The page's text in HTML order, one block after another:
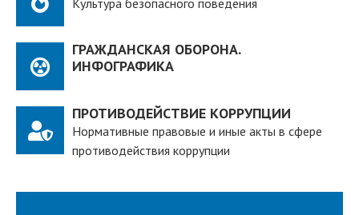
Культура безопасного поведения
ГРАЖДАНСКАЯ ОБОРОНА.
ИНФОГРАФИКА
ПРОТИВОДЕЙСТВИЕ КОРРУПЦИИ
Нормативные правовые и иные акты в сфере
противодействия коррупции